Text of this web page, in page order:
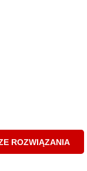
ROZWIĄZANIA